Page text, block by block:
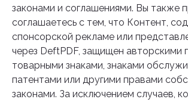
законами и соглашениями. Вы также
соглашаетесь с тем, что Контент,
спонсорской рекламе или
через DeftPDF, защищен авторскими
товарными знаками, знаками
патентами или другими правами
законами. За исключением случаев,